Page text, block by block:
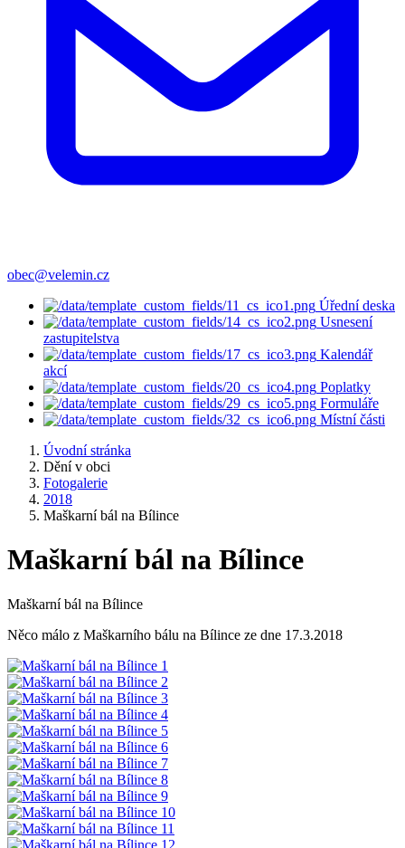
obec@velemin.cz
Úřední deska
Usnesení
zastupitelstva
Kalendář
akcí
Poplatky
Formuláře
Místní části
Úvodní stránka
Dění v obci
Fotogalerie
2018
Maškarní bál na Bílince
Maškarní bál na Bílince
Maškarní bál na Bílince
Něco málo z Maškarního bálu na Bílince ze dne 17.3.2018